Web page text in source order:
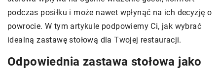
podczas posiłku i może nawet wpłynąć na ich decyzję o
powrocie. W tym artykule podpowiemy Ci, jak wybrać
idealną zastawę stołową dla Twojej restauracji.
Odpowiednia zastawa stołowa jako